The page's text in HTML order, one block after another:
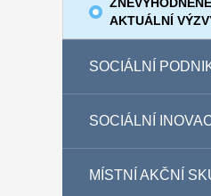
AKTUÁLNÍ
SOCIÁLNÍ
SOCIÁLNÍ
MÍSTNÍ AKČNÍ